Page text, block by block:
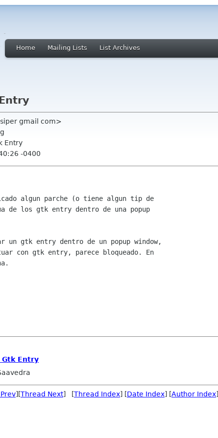
Home Mailing Lists List Archives
gmail com>
Entry
-0400
algun parche (o tiene algun tip de
de los gtk entry dentro de una popup
un gtk entry dentro de un popup window,
con gtk entry, parece bloqueado. En
Gtk Entry
][Thread Next] [Thread Index] [Date Index] [Author Index]